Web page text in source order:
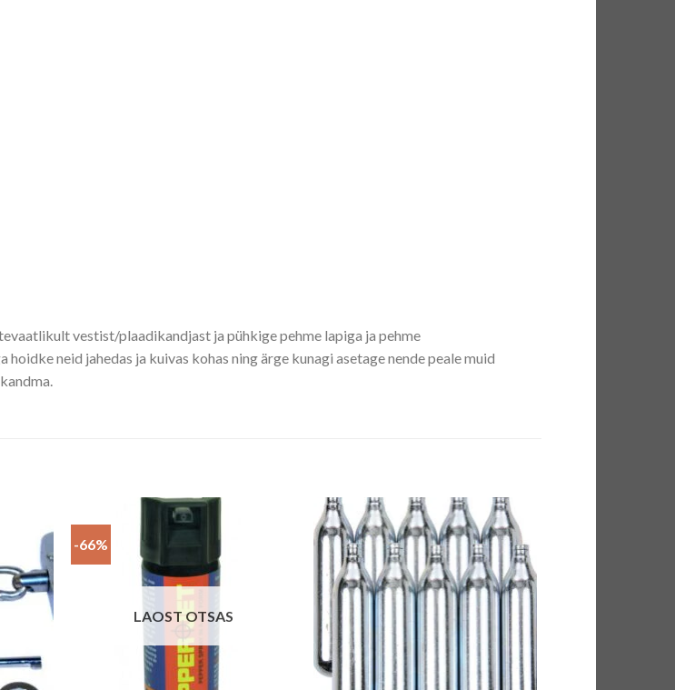
vestist/plaadikandjast ja pühkige pehme lapiga ja pehme
neid jahedas ja kuivas kohas ning ärge kunagi asetage nende peale muid
-66%
LAOST OTSAS